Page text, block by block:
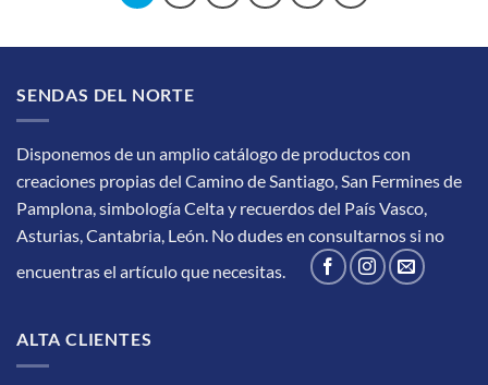
SENDAS DEL NORTE
Disponemos de un amplio catálogo de productos con
creaciones propias del Camino de Santiago, San Fermines de
Pamplona, simbología Celta y recuerdos del País Vasco,
Asturias, Cantabria, León. No dudes en consultarnos si no
encuentras el artículo que necesitas.
ALTA CLIENTES